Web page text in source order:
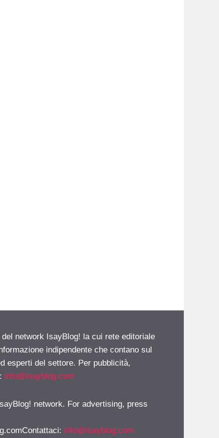
network IsayBlog! la cui rete editoriale
indipendente che contano sul
esperti del settore. Per pubblicità,
info@isayblog.com
network. For advertising, press
: info@isayblog.com